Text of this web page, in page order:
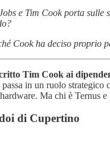
e Tim Cook porta
Cook ha deciso proprio
Tim Cook ai
in un ruolo
Ma chi è Ternus
di Cupertino